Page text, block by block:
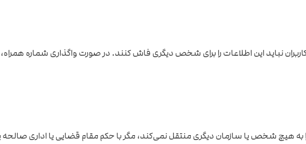
نباید این اطلاعات را برای شخص دیگری فاش کنند. در صورت واگذاری شماره
به هیچ شخص یا سازمان دیگری منتقل نمی‌کند، مگر با حکم مقام قضایی یا اداری صالحه